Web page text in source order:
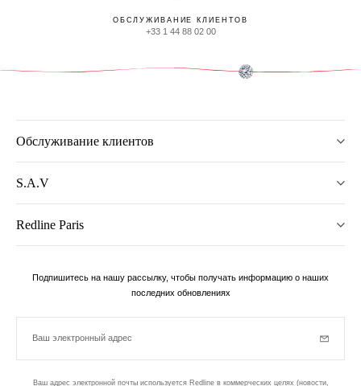
ОБСЛУЖИВАНИЕ КЛИЕНТОВ
+33 1 44 88 02 00
Обслуживание клиентов
S.A.V
Redline Paris
Подпишитесь на нашу рассылку, чтобы получать информацию о наших
последних обновлениях
Ваш электронный адрес
Ваш адрес электронной почты используется Redline в коммерческих целях (новости,